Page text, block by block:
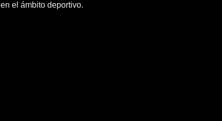
en el ámbito deportivo.